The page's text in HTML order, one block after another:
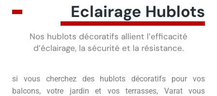
Eclairage Hublots
Nos hublots décoratifs allient l’efficacité
d’éclairage, la sécurité et la résistance.
si vous cherchez des hublots décoratifs pour vos
balcons, votre jardin et vos terrasses, Varat vous